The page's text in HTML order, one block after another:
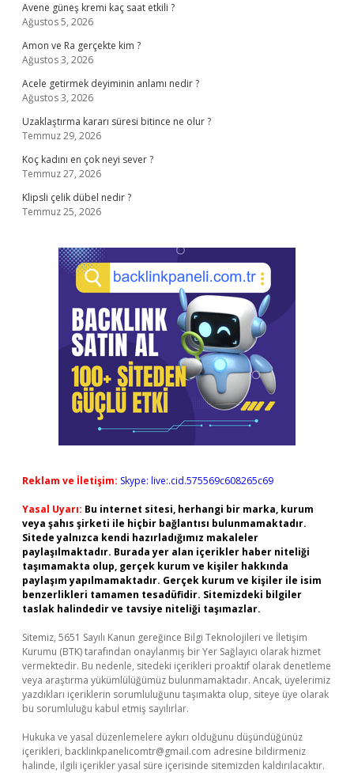
Avene güneş kremi kaç saat etkili ?
Ağustos 5, 2026
Amon ve Ra gerçekte kim ?
Ağustos 3, 2026
Acele getirmek deyiminin anlamı nedir ?
Ağustos 3, 2026
Uzaklaştırma kararı süresi bitince ne olur ?
Temmuz 29, 2026
Koç kadını en çok neyi sever ?
Temmuz 27, 2026
Klipsli çelik dübel nedir ?
Temmuz 25, 2026
Reklam ve İletişim: Skype: live:.cid.575569c608265c69
Yasal Uyarı: Bu internet sitesi, herhangi bir marka, kurum
veya şahıs şirketi ile hiçbir bağlantısı bulunmamaktadır.
Sitede yalnızca kendi hazırladığımız makaleler
paylaşılmaktadır. Burada yer alan içerikler haber niteliği
taşımamakta olup, gerçek kurum ve kişiler hakkında
paylaşım yapılmamaktadır. Gerçek kurum ve kişiler ile isim
benzerlikleri tamamen tesadüfidir. Sitemizdeki bilgiler
taslak halindedir ve tavsiye niteliği taşımazlar.
Sitemiz, 5651 Sayılı Kanun gereğince Bilgi Teknolojileri ve İletişim
Kurumu (BTK) tarafından onaylanmış bir Yer Sağlayıcı olarak hizmet
vermektedir. Bu nedenle, sitedeki içerikleri proaktif olarak denetleme
veya araştırma yükümlülüğümüz bulunmamaktadır. Ancak, üyelerimiz
yazdıkları içeriklerin sorumluluğunu taşımakta olup, siteye üye olarak
bu sorumluluğu kabul etmiş sayılırlar.
Hukuka ve yasal düzenlemelere aykırı olduğunu düşündüğünüz
içerikleri, backlinkpanelicomtr@gmail.com adresine bildirmeniz
halinde, ilgili içerikler yasal süre içerisinde sitemizden kaldırılacaktır.